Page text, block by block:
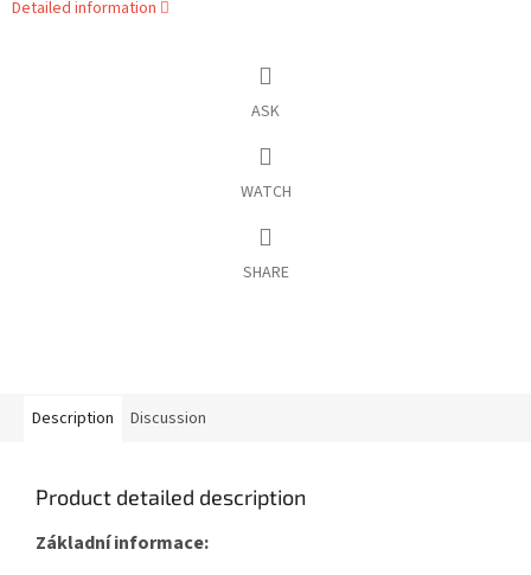
Detailed information
ASK
WATCH
SHARE
Description Discussion
Product detailed description
Základní informace: